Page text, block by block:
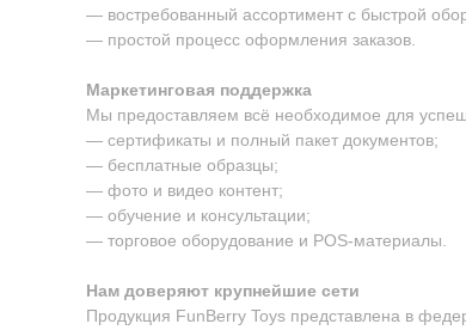
— востребованный ассортимент с быстрой
— простой процесс оформления заказов.
Маркетинговая поддержка
Мы предоставляем всё необходимое для
— сертификаты и полный пакет документов;
— бесплатные образцы;
— фото и видео контент;
— обучение и консультации;
— торговое оборудование и POS-материалы.
Нам доверяют крупнейшие сети
Продукция FunBerry Toys представлена в